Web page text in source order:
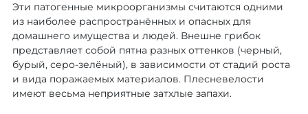
Эти патогенные микроорганизмы считаются одними
из наиболее распространённых и опасных для
домашнего имущества и людей. Внешне грибок
представляет собой пятна разных оттенков (черный,
бурый, серо-зелёный), в зависимости от стадий роста
и вида поражаемых материалов. Плесневелости
имеют весьма неприятные затхлые запахи.